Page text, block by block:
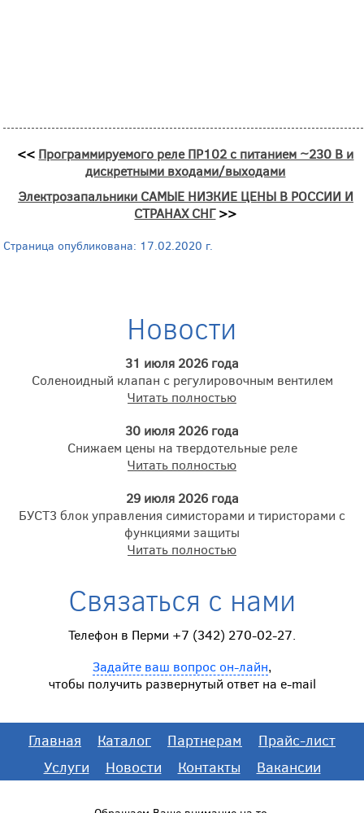
<< Программируемого реле ПР102 с питанием ~230 В и
дискретными входами/выходами
Электрозапальники САМЫЕ НИЗКИЕ ЦЕНЫ В РОССИИ И
СТРАНАХ СНГ>>
Страница опубликована: 17.02.2020 г.
Новости
31 июля 2026 года
Соленоидный клапан с регулировочным вентилем
Читать полностью
30 июля 2026 года
Снижаем цены на твердотельные реле
Читать полностью
29 июля 2026 года
БУСТ3 блок управления симисторами и тиристорами с
функциями защиты
Читать полностью
Связаться с нами
Телефон в Перми +7 (342) 270-02-27.
Задайте ваш вопрос он-лайн,
чтобы получить развернутый ответ на e-mail
Главная Каталог Партнерам
Прайс-лист
Услуги
Новости Контакты Вакансии